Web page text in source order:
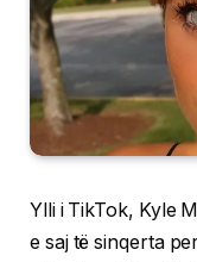
Ylli i TikTok, Kyle
e saj të sinqerta